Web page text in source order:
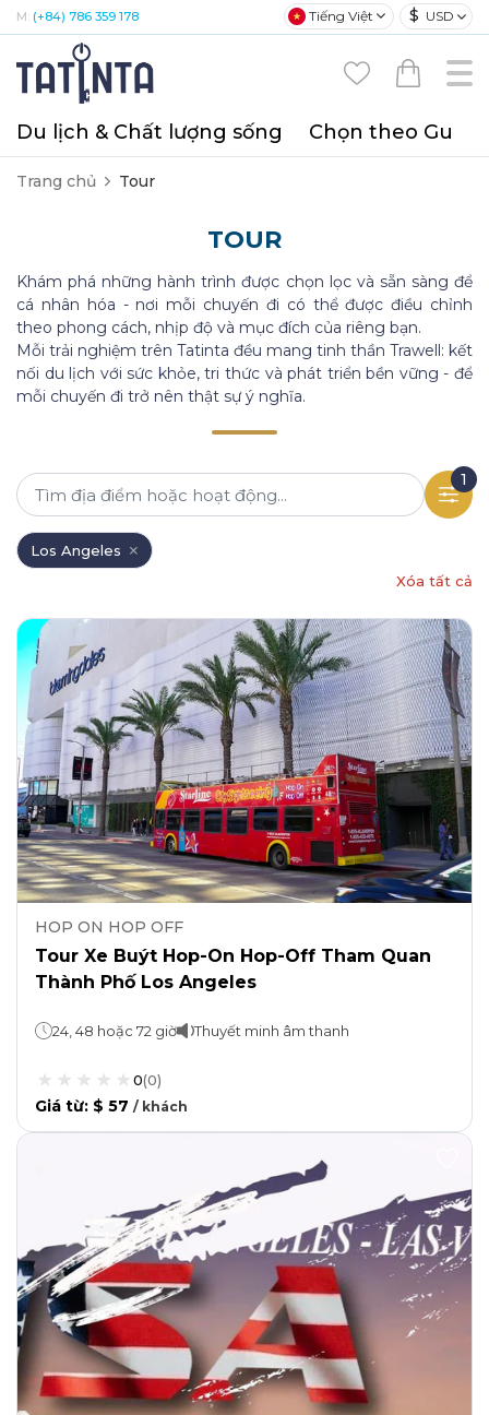
M: (+84) 786 359 178 Tiếng Việt $ USD
Du lịch & Chất lượng sống Chọn theo Gu
Trang chủ Tour
TOUR
Khám phá những hành trình được chọn lọc và sẵn sàng để
cá nhân hóa - nơi mỗi chuyến đi có thể được điều chỉnh
theo phong cách, nhịp độ và mục đích của riêng bạn.
Mỗi trải nghiệm trên Tatinta đều mang tinh thần Trawell: kết
nối du lịch với sức khỏe, tri thức và phát triển bền vững - để
mỗi chuyến đi trở nên thật sự ý nghĩa.
1
Los Angeles
Xóa tất cả
HOP ON HOP OFF
Tour Xe Buýt Hop-On Hop-Off Tham Quan
Thành Phố Los Angeles
24, 48 hoặc 72 giờ Thuyết minh âm thanh
0(0)
Giá từ: $ 57 / khách